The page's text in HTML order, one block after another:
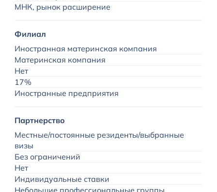
МНК, рынок расширение
Филиал
Иностранная материнская компания
Материнская компания
Нет
17%
Иностранные предприятия
Партнерство
Местные/постоянные резиденты/выбранные
визы
Без ограничений
Нет
Индивидуальные ставки